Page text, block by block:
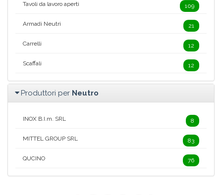
Tavoli da lavoro aperti 109
Armadi Neutri 21
Carrelli 12
Scaffali 12
Produttori per Neutro
INOX B.I.m. SRL 8
MITTEL GROUP SRL 83
QUCINO 76